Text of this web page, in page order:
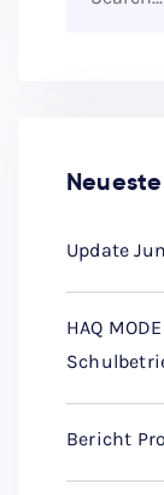
Update
HAQ
Bericht